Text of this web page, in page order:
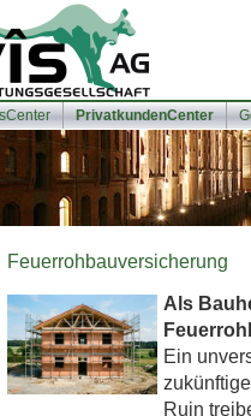
PrivatkundenCenter
Feuerrohbauversicherung
Als
Ein
Ruin